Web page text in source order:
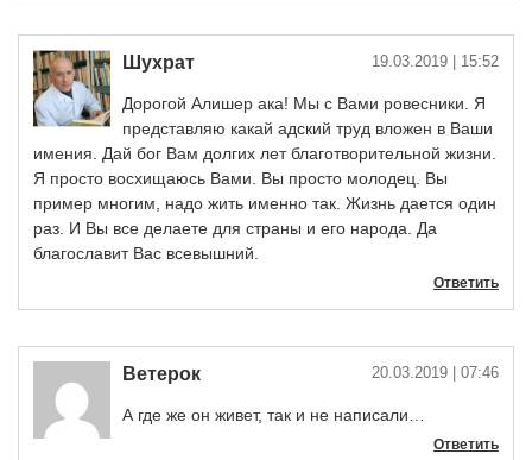
Шухрат 19.03.2019 | 15:52
Дорогой Алишер ака! Мы с Вами ровесники. Я
представляю какай адский труд вложен в Ваши
имения. Дай бог Вам долгих лет благотворительной жизни.
Я просто восхищаюсь Вами. Вы просто молодец. Вы
пример многим, надо жить именно так. Жизнь дается один
раз. И Вы все делаете для страны и его народа. Да
благославит Вас всевышний.
Ответить
Ветерок 20.03.2019 | 07:46
А где же он живет, так и не написали…
Ответить